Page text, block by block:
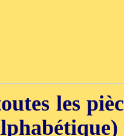
les